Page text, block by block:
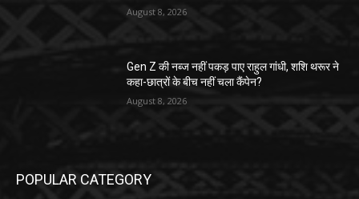
August 8, 2026
Gen Z की नब्ज नहीं पकड़ पाए राहुल गांधी, शशि थरूर ने
कहा-छात्रों के बीच नहीं चला कैंपेन?
August 8, 2026
POPULAR CATEGORY